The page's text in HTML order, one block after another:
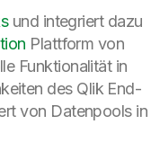
und integriert dazu
Plattform von
Funktionalität in
des Qlik End-
von Datenpools in